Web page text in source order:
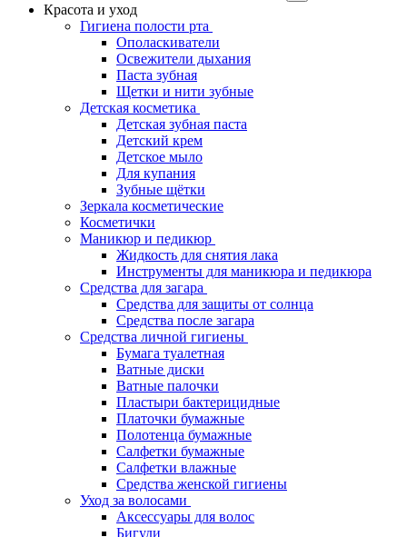
Красота и уход
Гигиена полости рта
Ополаскиватели
Освежители дыхания
Паста зубная
Щетки и нити зубные
Детская косметика
Детская зубная паста
Детский крем
Детское мыло
Для купания
Зубные щётки
Зеркала косметические
Косметички
Маникюр и педикюр
Жидкость для снятия лака
Инструменты для маникюра и педикюра
Средства для загара
Средства для защиты от солнца
Средства после загара
Средства личной гигиены
Бумага туалетная
Ватные диски
Ватные палочки
Пластыри бактерицидные
Платочки бумажные
Полотенца бумажные
Салфетки бумажные
Салфетки влажные
Средства женской гигиены
Уход за волосами
Аксессуары для волос
Бигуди